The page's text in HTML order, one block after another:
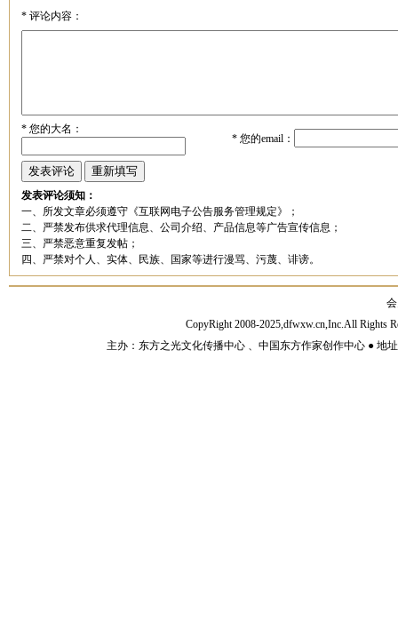
*评论内容：
*您的大名：
*您的email：
发表评论须知：
一、所发文章必须遵守《互联网电子公告服务管理规定》；
二、严禁发布供求代理信息、公司介绍、产品信息等广告宣传信息；
三、严禁恶意重复发帖；
四、严禁对个人、实体、民族、国家等进行漫骂、污蔑、诽谤。
CopyRight 2008-2025,dfwxw.cn,Inc.All Rights
主办：东方之光文化传播中心 、中国东方作家创作中心 ● 地